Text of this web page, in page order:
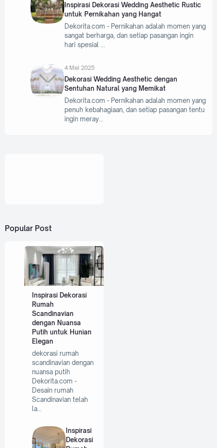
Inspirasi Dekorasi Wedding Aesthetic Rustic
untuk Pernikahan yang Hangat
Dekorita.com - Pernikahan adalah momen yang
sangat berharga, dan setiap pasangan ingin
hari spesial
4 Mei 2025
Dekorasi Wedding Aesthetic dengan
Sentuhan Natural yang Memikat
Dekorita.com - Pernikahan adalah momen yang
penuh kebahagiaan, dan setiap pasangan tentu
ingin meray
Popular Post
Inspirasi Dekorasi
Rumah
Scandinavian
dengan Nuansa
Putih untuk Hunian
Elegan
dekorasi rumah
scandinavian dengan
nuansa putih
Dekorita.com -
Desain rumah
Scandinavian telah
la…
Inspirasi
Dekorasi